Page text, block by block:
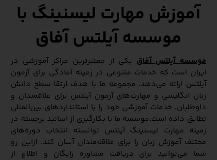
آموزش مهارت لیسنینگ با
موسسه آیلتس آفاق
موسسه آیلتس آفاق یکی از معتبرترین مراکز آموزشی در
ایران است که خدمات متنوعی در زمینه آمادگی برای آزمون
آیلتس ارائه می‌دهد. مجموعه ما با هدف ارتقا سطح دانش
زبان انگلیسی و مهارت‌های آزمون آیلتس برای علاقمندان و
داوطلبان، خدمات آموزشی خود را با استانداردهای بین‌المللی
تطابق داده است.موسسه ما با بکارگیری از اساتید برجسته در
زمینه مهارت لیسنینگ آیلتس توانسته انتخاب دوره‌های
مختلف آموزش زبان را برای علاقه‌مندان آسان کند. ازاین رو
شما می‌توانید برای دریافت مشاوره رایگان و اطلاع از